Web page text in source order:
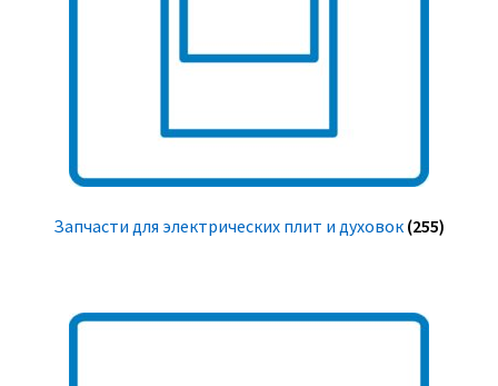
Запчасти для электрических плит и духовок (255)